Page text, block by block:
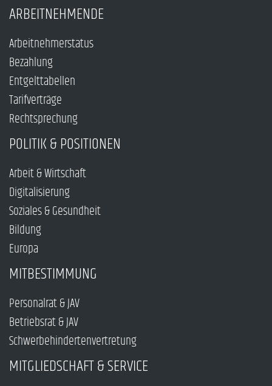
ARBEITNEHMENDE
Arbeitnehmerstatus
Bezahlung
Entgelttabellen
Tarifverträge
Rechtsprechung
POLITIK & POSITIONEN
Arbeit & Wirtschaft
Digitalisierung
Soziales & Gesundheit
Bildung
Europa
MITBESTIMMUNG
Personalrat & JAV
Betriebsrat & JAV
Schwerbehindertenvertretung
MITGLIEDSCHAFT & SERVICE